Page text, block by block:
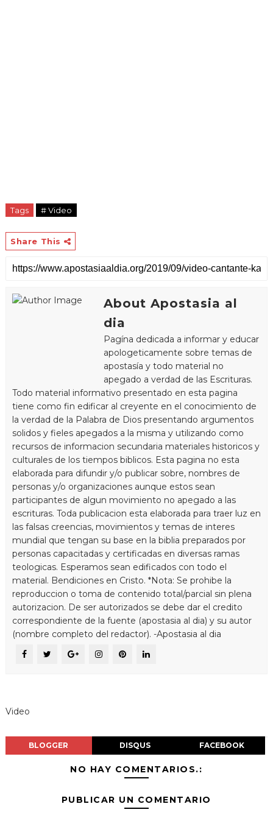
Tags # Video
Share This
About Apostasia al
dia
Pagína dedicada a informar y educar
apologeticamente sobre temas de
apostasía y todo material no
apegado a verdad de las Escrituras.
Todo material informativo presentado en esta pagina
tiene como fin edificar al creyente en el conocimiento de
la verdad de la Palabra de Dios presentando argumentos
solidos y fieles apegados a la misma y utilizando como
recursos de informacion secundaria materiales historicos y
culturales de los tiempos biblicos. Esta pagina no esta
elaborada para difundir y/o publicar sobre, nombres de
personas y/o organizaciones aunque estos sean
participantes de algun movimiento no apegado a las
escrituras. Toda publicacion esta elaborada para traer luz en
las falsas creencias, movimientos y temas de interes
mundial que tengan su base en la biblia preparados por
personas capacitadas y certificadas en diversas ramas
teologicas. Esperamos sean edificados con todo el
material. Bendiciones en Cristo. *Nota: Se prohibe la
reproduccion o toma de contenido total/parcial sin plena
autorizacion. De ser autorizados se debe dar el credito
correspondiente de la fuente (apostasia al dia) y su autor
(nombre completo del redactor). -Apostasia al dia
Video
BLOGGER DISQUS FACEBOOK
NO HAY COMENTARIOS.:
PUBLICAR UN COMENTARIO